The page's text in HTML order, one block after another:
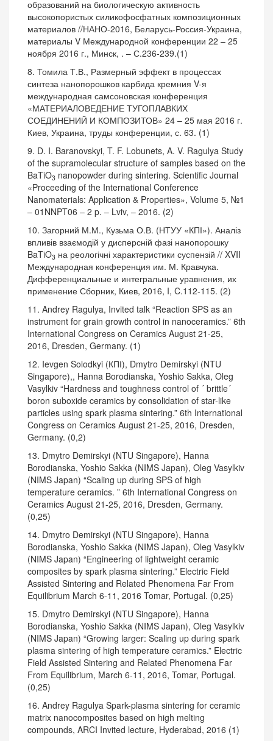
образований на биологическую активность
высокопористых силикофосфатных композиционных
материалов //НАНО-2016, Беларусь-Россия-Украина,
материалы V Международной конференции 22 – 25
ноября 2016 г., Минск, . – С.236-239.(1)
8. Томила Т.В., Размерный эффект в процессах
синтеза нанопорошков карбида кремния V-я
международная самсоновская конференция
«МАТЕРИАЛОВЕДЕНИЕ ТУГОПЛАВКИХ
СОЕДИНЕНИЙ И КОМПОЗИТОВ» 24 – 25 мая 2016 г.
Киев, Украина, труды конференции, с. 63. (1)
9. D. I. Baranovskyi, T. F. Lobunets, A. V. Ragulya Study
of the supramolecular structure of samples based on the
BaTiO3 nanopowder during sintering. Scientific Journal
«Proceeding of the International Conference
Nanomaterials: Application & Properties», Volume 5, №1
– 01NNPT06 – 2 p. – Lviv, – 2016. (2)
10. Загорний М.М., Кузьма О.В. (НТУУ «КПІ»). Аналіз
впливів взаємодій у дисперсній фазі нанопорошку
BaTiO3 на реологічні характеристики суспензій // XVII
Международная конференция им. М. Кравчука.
Дифференциальные и интегральные уравнения, их
применение Сборник, Киев, 2016, I, C.112-115. (2)
11. Andrey Ragulya, Invited talk “Reaction SPS as an
instrument for grain growth control in nanoceramics.” 6th
International Congress on Ceramics August 21-25,
2016, Dresden, Germany. (1)
12. Ievgen Solodkyi (КПІ), Dmytro Demirskyi (NTU
Singapore),, Hanna Borodianska, Yoshio Sakka, Oleg
Vasylkiv “Hardness and toughness control of ´ brittle´
boron suboxide ceramics by consolidation of star-like
particles using spark plasma sintering.” 6th International
Congress on Ceramics August 21-25, 2016, Dresden,
Germany. (0,2)
13. Dmytro Demirskyi (NTU Singapore), Hanna
Borodianska, Yoshio Sakka (NIMS Japan), Oleg Vasylkiv
(NIMS Japan) “Scaling up during SPS of high
temperature ceramics. ” 6th International Congress on
Ceramics August 21-25, 2016, Dresden, Germany.
(0,25)
14. Dmytro Demirskyi (NTU Singapore), Hanna
Borodianska, Yoshio Sakka (NIMS Japan), Oleg Vasylkiv
(NIMS Japan) “Engineering of lightweight ceramic
composites by spark plasma sintering.” Electric Field
Assisted Sintering and Related Phenomena Far From
Equilibrium March 6-11, 2016 Tomar, Portugal. (0,25)
15. Dmytro Demirskyi (NTU Singapore), Hanna
Borodianska, Yoshio Sakka (NIMS Japan), Oleg Vasylkiv
(NIMS Japan) “Growing larger: Scaling up during spark
plasma sintering of high temperature ceramics.” Electric
Field Assisted Sintering and Related Phenomena Far
From Equilibrium, March 6-11, 2016, Tomar, Portugal.
(0,25)
16. Andrey Ragulya Spark-plasma sintering for ceramic
matrix nanocomposites based on high melting
compounds, ARCI Invited lecture, Hyderabad, 2016 (1)